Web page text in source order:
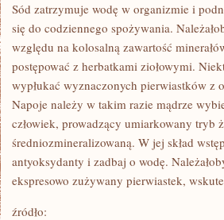
Sód zatrzymuje wodę w organizmie i
się do codziennego spożywania.
względu na kolosalną zawartość
postępować z herbatkami ziołowymi.
wypłukać wyznaczonych pierwiastków
Napoje należy w takim razie mądrze
człowiek, prowadzący umiarkowany tryb
średniozmineralizowaną. W jej skład
antyoksydanty i zadbaj o wodę.
ekspresowo zużywany pierwiastek,
źródło: